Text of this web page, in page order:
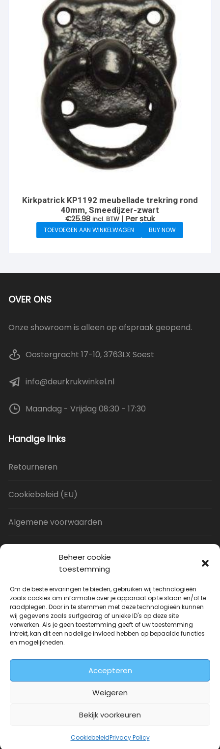
Beheer cookie
toestemming
Om de beste ervaringen te bieden, gebruiken wij technologieën
zoals cookies om informatie over je apparaat op te slaan en/of te
raadplegen. Door in te stemmen met deze technologieën kunnen
wij gegevens zoals surfgedrag of unieke ID's op deze site
verwerken. Als je geen toestemming geeft of uw toestemming
intrekt, kan dit een nadelige invloed hebben op bepaalde functies
en mogelijkheden.
Accepteren
Weigeren
Bekijk voorkeuren
CookiebeleidPrivacy Policy
Kirkpatrick KP1192 meubellade trekring rond
40mm, Smeedijzer-zwart
€25.98 incl. BTW | Per stuk
TOEVOEGEN AAN WINKELWAGEN BUY NOW
OVER ONS
Onze showroom is alleen op afspraak geopend.
Oostergracht 17-10, 3763LX Soest
info@deurkrukwinkel.nl
Maandag - Vrijdag 08:30 - 17:30
Handige links
Retourneren
Cookiebeleid (EU)
Algemene voorwaarden
Uitverkoop
JNF Deurklink gebogen 16mm
prijs
was:
prijs
is:
Deurkrukwinkel.nl is onderdeel van
DeurbeslagGigant